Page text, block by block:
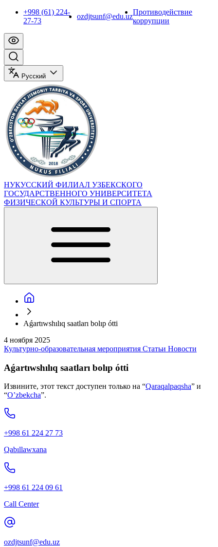
+998 (61) 224-
27-73
ozdjtsunf@edu.uz
Противодействие
коррупции
Русский
НУКУССКИЙ ФИЛИАЛ УЗБЕКСКОГО
ГОСУДАРСТВЕННОГО УНИВЕРСИТЕТА
ФИЗИЧЕСКОЙ КУЛЬТУРЫ И СПОРТА
Aǵartıwshılıq saatları bolıp ótti
4 ноября 2025
Культурно-образовательная мероприятия Статьи Новости
Aǵartıwshılıq saatları bolıp ótti
Извините, этот текст доступен только на “Qaraqalpaqsha” и
“O’zbekcha”.
+998 61 224 27 73
Qabıllawxana
+998 61 224 09 61
Call Center
ozdjtsunf@edu.uz